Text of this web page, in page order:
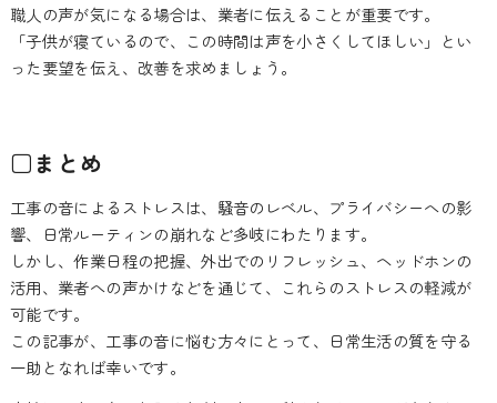
職人の声が気になる場合は、業者に伝えることが重要です。
「子供が寝ているので、この時間は声を小さくしてほしい」とい
った要望を伝え、改善を求めましょう。
□まとめ
工事の音によるストレスは、騒音のレベル、プライバシーへの影
響、日常ルーティンの崩れなど多岐にわたります。
しかし、作業日程の把握、外出でのリフレッシュ、ヘッドホンの
活用、業者への声かけなどを通じて、これらのストレスの軽減が
可能です。
この記事が、工事の音に悩む方々にとって、日常生活の質を守る
一助となれば幸いです。